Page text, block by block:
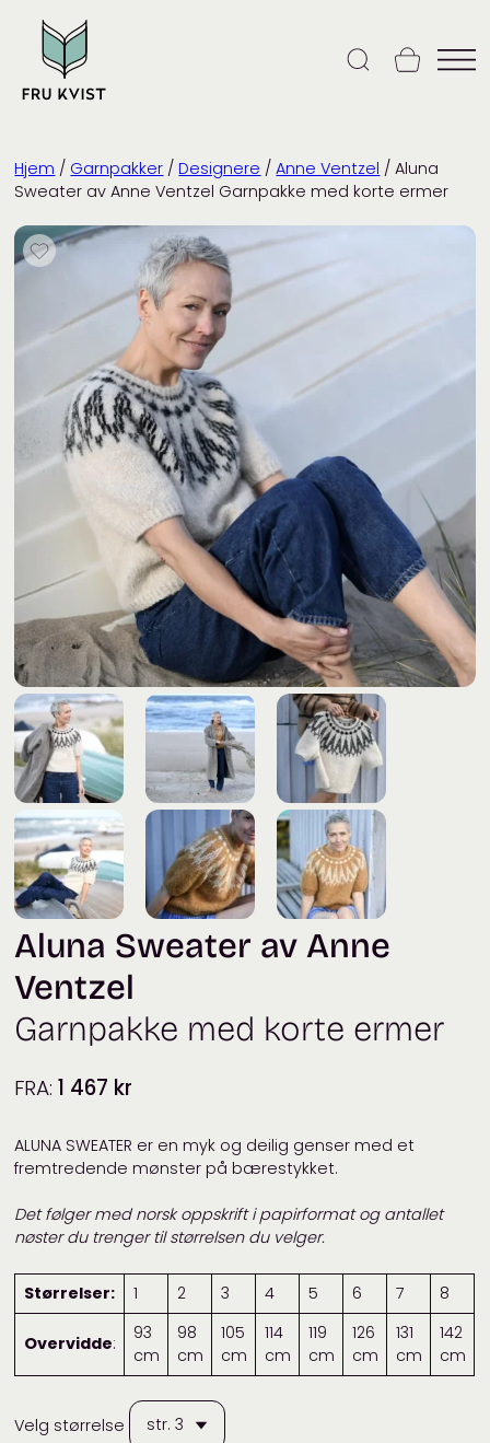
content
Hjem / Garnpakker / Designere /Anne Ventzel / Aluna
Sweater av Anne Ventzel Garnpakke med korte ermer
Aluna Sweater av Anne
Ventzel
Garnpakke med korte ermer
FRA:1 467 kr
ALUNA SWEATER er en myk og deilig genser med et
fremtredende mønster på bærestykket.
Det følger med norsk oppskrift i papirformat og antallet
nøster du trenger til størrelsen du velger.
Størrelser: 1 2 3 4 5 6 7 8
Overvidde:
93
cm
98
cm
105
cm
114
cm
119
cm
126
cm
131
cm
142
cm
Velg størrelse